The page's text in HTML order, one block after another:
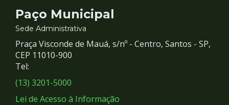
Contato
e
Redes
Sociais
Paço Municipal
Sede Administrativa
Praça Visconde de Mauá, s/nº - Centro, Santos - SP,
CEP 11010-900
Tel:
(13) 3201-5000
Lei de Acesso à Informação